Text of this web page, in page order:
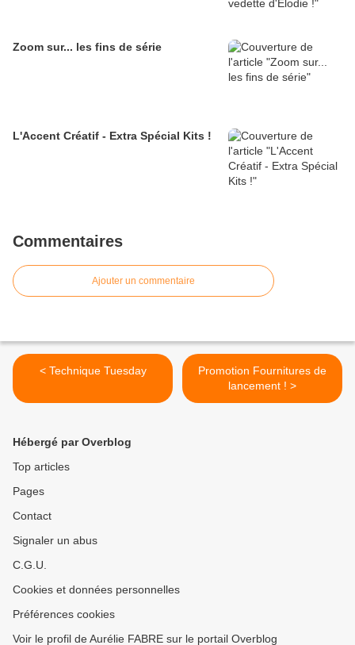
Zoom sur... les fins de série
L'Accent Créatif - Extra Spécial Kits !
Commentaires
Ajouter un commentaire
< Technique Tuesday
Promotion Fournitures de
lancement ! >
Hébergé par Overblog
Top articles
Pages
Contact
Signaler un abus
C.G.U.
Cookies et données personnelles
Préférences cookies
Voir le profil de Aurélie FABRE sur le portail Overblog